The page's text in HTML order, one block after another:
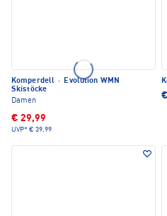
Komperdell · Evolution WMN
Skistöcke
Damen
€ 29,99
UVP* € 39,99